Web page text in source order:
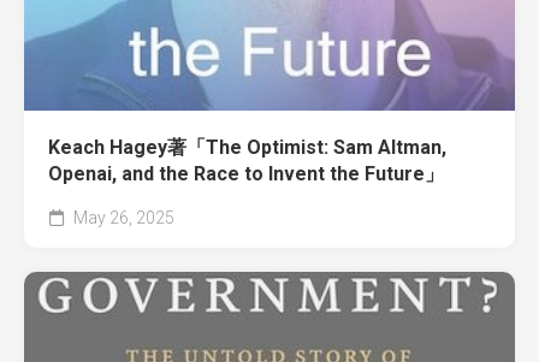
Keach Hagey著「The Optimist: Sam Altman,
Openai, and the Race to Invent the Future」
May 26, 2025